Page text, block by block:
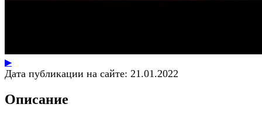
▶
Дата публикации на сайте: 21.01.2022
Описание